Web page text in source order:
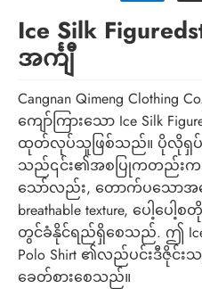
Ice Silk
အင်္ကျီ
Cangnan Qimeng
ကျော်ကြားသော Ice Silk
ထုတ်လုပ်သူဖြစ်သည်။ ပိုလိုရှပ်
သည်၎င်း၏အစပြုကတည်းကအမ
သော်လည်း, တောက်ပသောအရေ
breathable texture, ပေါ့ပ
တွင်ခံနိုင်ရည်ရှိစေသည်. ဤ Ice
Polo Shirt ၏လည်ပင်းဒီဇို
ခေတ်စားစေသည်။